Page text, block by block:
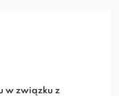
w związku z